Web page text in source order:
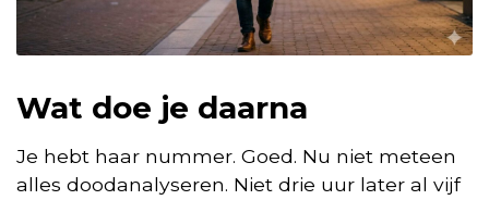
Wat doe je daarna
Je hebt haar nummer. Goed. Nu niet meteen
alles doodanalyseren. Niet drie uur later al vijf